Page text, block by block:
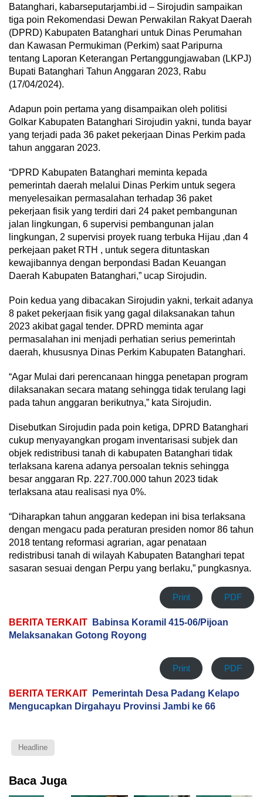
Batanghari, kabarseputarjambi.id – Sirojudin sampaikan
tiga poin Rekomendasi Dewan Perwakilan Rakyat Daerah
(DPRD) Kabupaten Batanghari untuk Dinas Perumahan
dan Kawasan Permukiman (Perkim) saat Paripurna
tentang Laporan Keterangan Pertanggungjawaban (LKPJ)
Bupati Batanghari Tahun Anggaran 2023, Rabu
(17/04/2024).
Adapun poin pertama yang disampaikan oleh politisi
Golkar Kabupaten Batanghari Sirojudin yakni, tunda bayar
yang terjadi pada 36 paket pekerjaan Dinas Perkim pada
tahun anggaran 2023.
“DPRD Kabupaten Batanghari meminta kepada
pemerintah daerah melalui Dinas Perkim untuk segera
menyelesaikan permasalahan terhadap 36 paket
pekerjaan fisik yang terdiri dari 24 paket pembangunan
jalan lingkungan, 6 supervisi pembangunan jalan
lingkungan, 2 supervisi proyek ruang terbuka Hijau ,dan 4
perkejaan paket RTH , untuk segera dituntaskan
kewajibannya dengan berpondasi Badan Keuangan
Daerah Kabupaten Batanghari,” ucap Sirojudin.
Poin kedua yang dibacakan Sirojudin yakni, terkait adanya
8 paket pekerjaan fisik yang gagal dilaksanakan tahun
2023 akibat gagal tender. DPRD meminta agar
permasalahan ini menjadi perhatian serius pemerintah
daerah, khususnya Dinas Perkim Kabupaten Batanghari.
“Agar Mulai dari perencanaan hingga penetapan program
dilaksanakan secara matang sehingga tidak terulang lagi
pada tahun anggaran berikutnya,” kata Sirojudin.
Disebutkan Sirojudin pada poin ketiga, DPRD Batanghari
cukup menyayangkan progam inventarisasi subjek dan
objek redistribusi tanah di kabupaten Batanghari tidak
terlaksana karena adanya persoalan teknis sehingga
besar anggaran Rp. 227.700.000 tahun 2023 tidak
terlaksana atau realisasi nya 0%.
“Diharapkan tahun anggaran kedepan ini bisa terlaksana
dengan mengacu pada peraturan presiden nomor 86 tahun
2018 tentang reformasi agrarian, agar penataan
redistribusi tanah di wilayah Kabupaten Batanghari tepat
sasaran sesuai dengan Perpu yang berlaku,” pungkasnya.
Print PDF
BERITA TERKAIT
Babinsa Koramil 415-06/Pijoan
Melaksanakan Gotong Royong
Print PDF
BERITA TERKAIT
Pemerintah Desa Padang Kelapo
Mengucapkan Dirgahayu Provinsi Jambi ke 66
Headline
Baca Juga